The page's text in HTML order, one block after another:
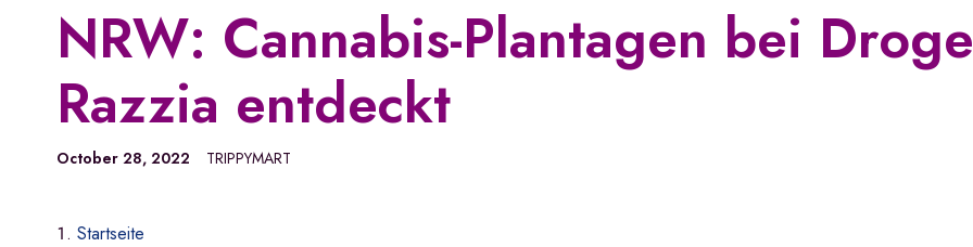
NRW: Cannabis-Plantagen bei
Razzia entdeckt
October 28, 2022 TRIPPYMART
Startseite